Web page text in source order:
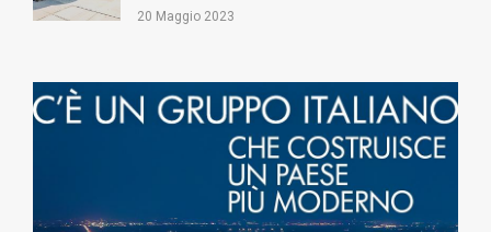
20 Maggio 2023